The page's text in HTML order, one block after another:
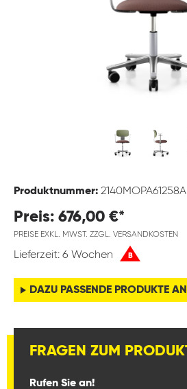
Produktnummer:
Preis: 676,00 €*
PREISE EXKL. MWST. ZZGL. VERSANDKOSTEN
Lieferzeit: 6 Wochen B
DAZU PASSENDE PRODUKTE
FRAGEN ZUM
Rufen Sie an!